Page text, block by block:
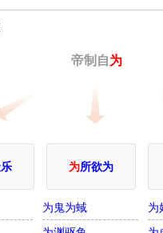
帝制自为
为所欲为
为鬼为蜮
为